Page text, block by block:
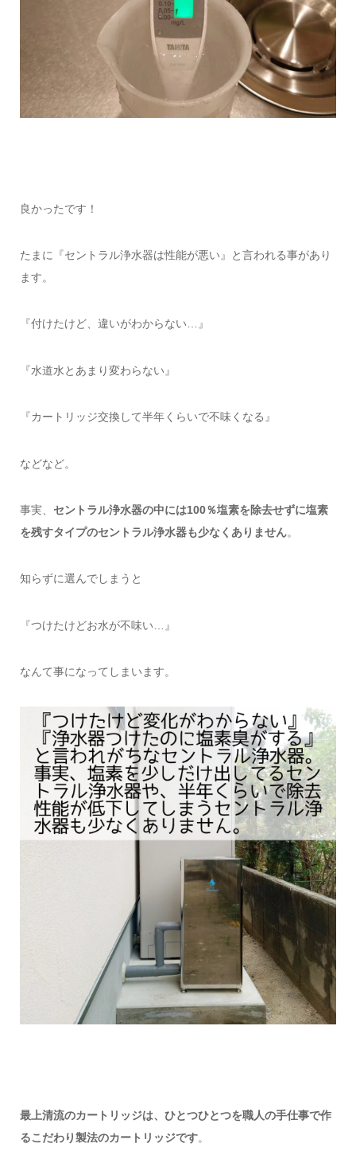
良かったです！
たまに『セントラル浄水器は性能が悪い』と言われる事があり
ます。
『付けたけど、違いがわからない…』
『水道水とあまり変わらない』
『カートリッジ交換して半年くらいで不味くなる』
などなど。
事実、 セントラル浄水器の中には100％塩素を除去せずに塩素
を残すタイプのセントラル浄水器も少なくありません。
知らずに選んでしまうと
『つけたけどお水が不味い…』
なんて事になってしまいます。
最上清流のカートリッジは、ひとつひとつを職人の手仕事で作
るこだわり製法のカートリッジです。